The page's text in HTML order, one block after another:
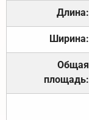
Длина:
Ширина:
Общая
площадь: